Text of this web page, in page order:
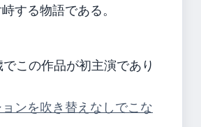
する物語である。
この作品が初主演であり
ンを吹き替えなしでこな